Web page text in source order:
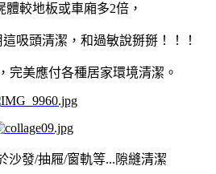
體較地板或車廂多2倍，
吸頭清潔，和過敏說掰掰！！！
完美應付各種居家環境清潔。
沙發/抽屜/窗軌等...隙縫清潔